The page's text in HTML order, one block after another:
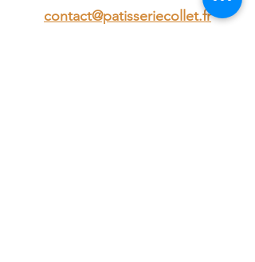
contact@patisseriecollet.fr